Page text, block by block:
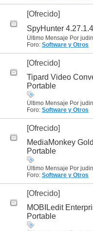
[Ofrecido]
SpyHunter
Último Mensaje Por
Foro: Software y Otros
[Ofrecido]
Tipard Video
Portable
Último Mensaje Por
Foro: Software y Otros
[Ofrecido]
MediaMonkey
Portable
Último Mensaje Por
Foro: Software y Otros
[Ofrecido]
MOBILedit
Portable